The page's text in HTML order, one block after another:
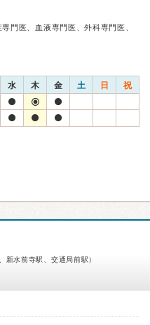
門医、血液専門医、外科専門医、
水 木 金 土 日 祝
新水前寺駅、交通局前駅）